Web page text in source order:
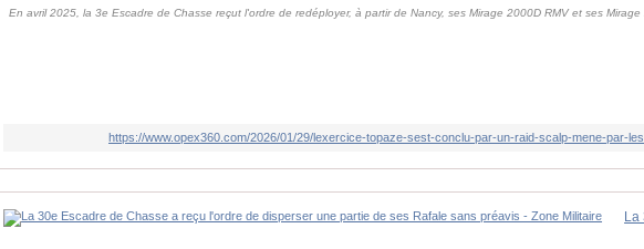
En avril 2025, la 3e Escadre de Chasse reçut l'ordre de redéployer, à partir de Nancy, ses Mirage 2000D RMV et ses
https://www.opex360.com/2026/01/29/lexercice-topaze-sest-conclu-par-un-raid-scalp-mene-par-